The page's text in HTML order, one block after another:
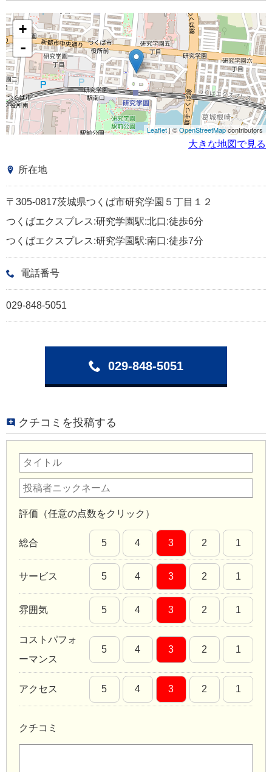
+
-
Leaflet| ©OpenStreetMapcontributors
大きな地図で見る
所在地
〒305-0817茨城県つくば市研究学園５丁目１２
つくばエクスプレス:研究学園駅:北口:徒歩6分
つくばエクスプレス:研究学園駅:南口:徒歩7分
電話番号
029-848-5051
029-848-5051
クチコミを投稿する
評価（任意の点数をクリック）
総合 5 4 3 2 1
サービス 5 4 3 2 1
雰囲気 5 4 3 2 1
コストパフォ
ーマンス
5 4 3 2 1
アクセス 5 4 3 2 1
クチコミ